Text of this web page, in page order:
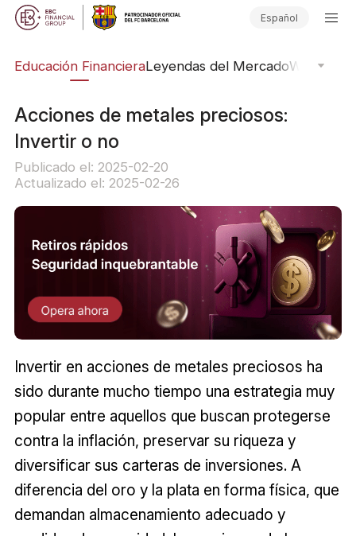
Español
Educación FinancieraLeyendas del MercadoWebinars
Acciones de metales preciosos:
Invertir o no
Publicado el: 2025-02-20
Actualizado el: 2025-02-26
Invertir en acciones de metales preciosos ha
sido durante mucho tiempo una estrategia muy
popular entre aquellos que buscan protegerse
contra la inflación, preservar su riqueza y
diversificar sus carteras de inversiones. A
diferencia del oro y la plata en forma física, que
demandan almacenamiento adecuado y